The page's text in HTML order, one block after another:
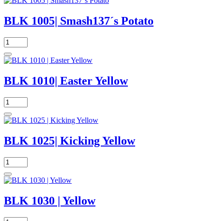
BLK 1005| Smash137´s Potato
BLK 1010| Easter Yellow
BLK 1025| Kicking Yellow
BLK 1030 | Yellow